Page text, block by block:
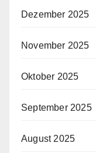
Dezember 2025
November 2025
Oktober 2025
September 2025
August 2025